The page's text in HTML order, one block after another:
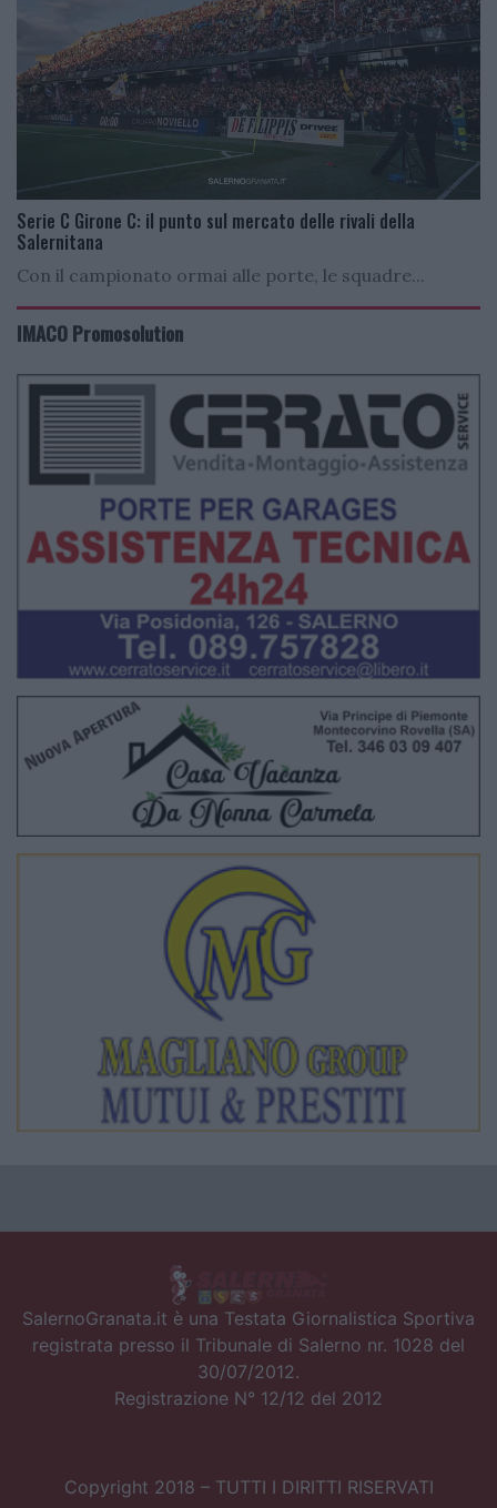
Serie C Girone C: il punto sul mercato delle rivali della
Salernitana
Con il campionato ormai alle porte, le squadre...
IMACO Promosolution
SalernoGranata.it è una Testata Giornalistica Sportiva
registrata presso il Tribunale di Salerno nr. 1028 del
30/07/2012.
Registrazione N° 12/12 del 2012
Copyright 2018 – TUTTI I DIRITTI RISERVATI